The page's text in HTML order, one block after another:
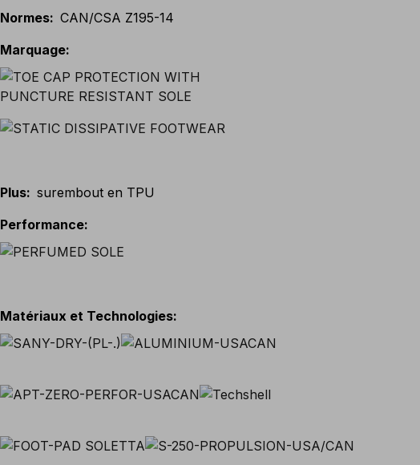
Normes: CAN/CSA Z195-14
Marquage:
Plus: surembout en TPU
Performance:
Matériaux et Technologies: